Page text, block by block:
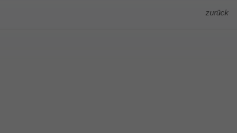
zurück